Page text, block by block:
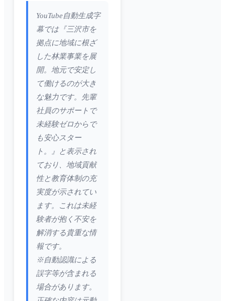
YouTube自動生成字
幕では『三沢市を
拠点に地域に根ざ
した林業事業を展
開。地元で安定し
て働けるのが大き
な魅力です。先輩
社員のサポートで
未経験ゼロからで
も安心スター
ト。』と表示され
ており、地域貢献
性と教育体制の充
実度が示されてい
ます。これは未経
験者が抱く不安を
解消する貴重な情
報です。
※自動認識による
誤字等が含まれる
場合があります。